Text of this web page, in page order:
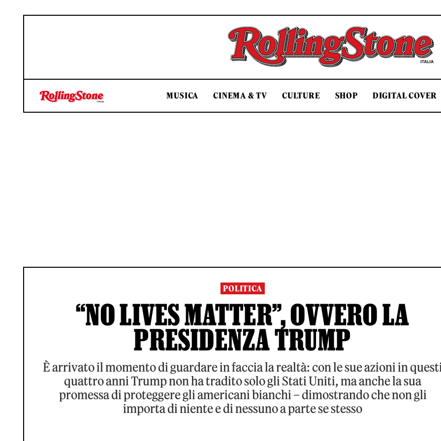
Rolling Stone Italia
MUSICA CINEMA & TV CULTURE SHOP DIGITAL COVER
POLITICA
“NO LIVES MATTER”, OVVERO LA
PRESIDENZA TRUMP
È arrivato il momento di guardare in faccia la realtà: con le sue azioni in
quattro anni Trump non ha tradito solo gli Stati Uniti, ma anche la sua
promessa di proteggere gli americani bianchi – dimostrando che non gli
importa di niente e di nessuno a parte se stesso